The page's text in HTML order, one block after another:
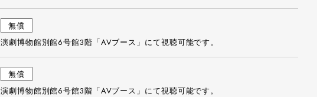
無償
演劇博物館別館6号館3階「AVブース」にて視聴可能です。
無償
演劇博物館別館6号館3階「AVブース」にて視聴可能です。